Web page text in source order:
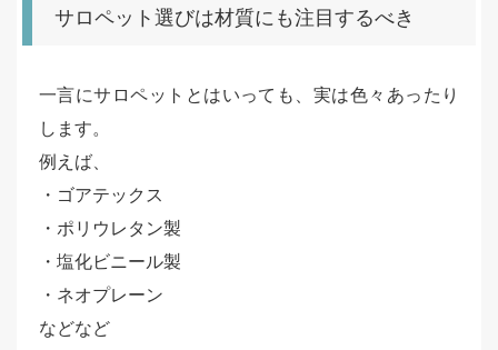
サロペット選びは材質にも注目するべき
一言にサロペットとはいっても、実は色々あったり
します。
例えば、
・ゴアテックス
・ポリウレタン製
・塩化ビニール製
・ネオプレーン
などなど